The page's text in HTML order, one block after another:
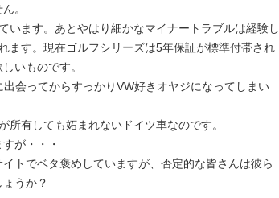
。
います。あとやはり細かなマイナートラブルは経験し
ます。現在ゴルフシリーズは5年保証が標準付帯され
いものです。
会ってからすっかりVW好きオヤジになってしまい
有しても妬まれないドイツ車なのです。
が・・・
トでベタ褒めしていますが、否定的な皆さんは彼ら
うか？